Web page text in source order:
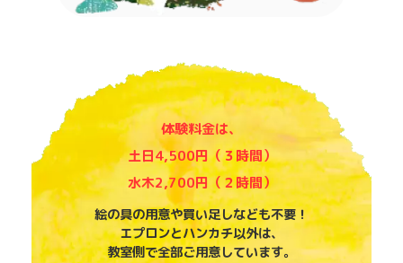
体験料金は、
土日4,500円（３時間）
水木2,700円（２時間）
絵の具の用意や買い足しなども不要！
エプロンとハンカチ以外は、
教室側で全部ご用意しています。